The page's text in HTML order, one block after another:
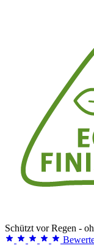
Schützt vor Regen -